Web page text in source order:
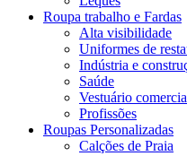
Roupa trabalho e Fardas
Alta visibilidade
Uniformes de
Indústria e
Saúde
Vestuário
Profissões
Roupas Personalizadas
Calções de Praia